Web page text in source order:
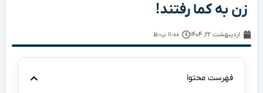
زن به کما رفتند!
اردیبهشت ۲۲, ۱۴۰۴ ۱۱:۰۰ ب٫ظ
فهرست محتوا